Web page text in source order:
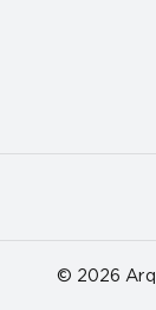
© 2026